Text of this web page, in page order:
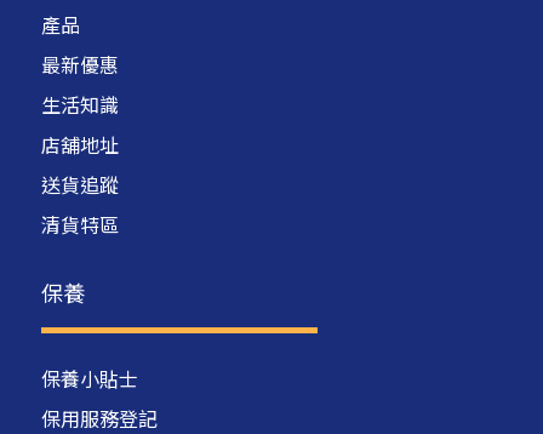
產品
最新優惠
生活知識
店舖地址
送貨追蹤
清貨特區
保養
保養小貼士
保用服務登記